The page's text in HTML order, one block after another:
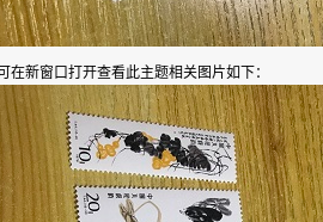
此主题相关图片如下：